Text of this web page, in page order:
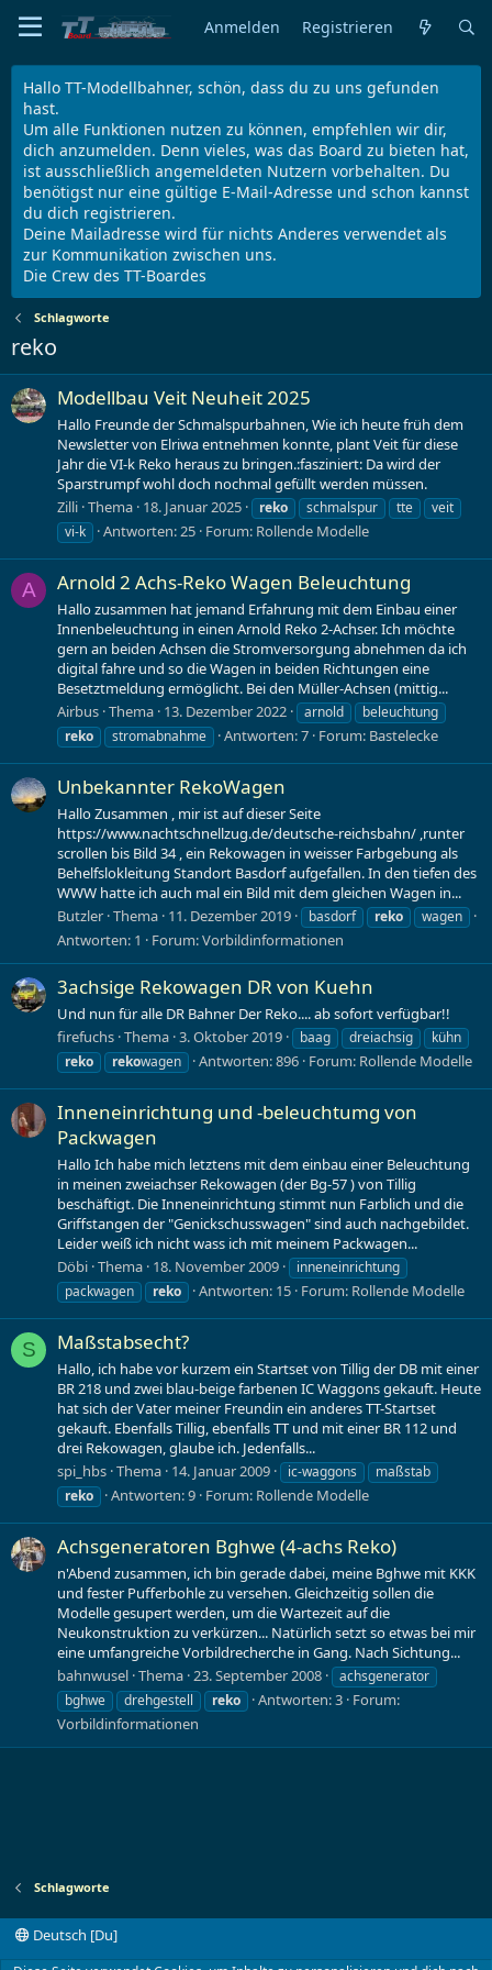
Anmelden Registrieren
Hallo TT-Modellbahner, schön, dass du zu uns gefunden
hast.
Um alle Funktionen nutzen zu können, empfehlen wir dir,
dich anzumelden. Denn vieles, was das Board zu bieten hat,
ist ausschließlich angemeldeten Nutzern vorbehalten. Du
benötigst nur eine gültige E-Mail-Adresse und schon kannst
du dich registrieren.
Deine Mailadresse wird für nichts Anderes verwendet als
zur Kommunikation zwischen uns.
Die Crew des TT-Boardes
Schlagworte
reko
Modellbau Veit Neuheit 2025
Hallo Freunde der Schmalspurbahnen, Wie ich heute früh dem
Newsletter von Elriwa entnehmen konnte, plant Veit für diese
Jahr die VI-k Reko heraus zu bringen.:fasziniert: Da wird der
Sparstrumpf wohl doch nochmal gefüllt werden müssen.
Zilli Thema 18. Januar 2025 reko schmalspur tte
veit
vi-k
Antworten: 25 Forum: Rollende Modelle
A Arnold 2 Achs-Reko Wagen Beleuchtung
Hallo zusammen hat jemand Erfahrung mit dem Einbau einer
Innenbeleuchtung in einen Arnold Reko 2-Achser. Ich möchte
gern an beiden Achsen die Stromversorgung abnehmen da ich
digital fahre und so die Wagen in beiden Richtungen eine
Besetztmeldung ermöglicht. Bei den Müller-Achsen (mittig...
Airbus Thema 13. Dezember 2022 arnold
beleuchtung
reko
stromabnahme Antworten: 7 Forum: Bastelecke
Unbekannter RekoWagen
Hallo Zusammen , mir ist auf dieser Seite
https://www.nachtschnellzug.de/deutsche-reichsbahn/ ,runter
scrollen bis Bild 34 , ein Rekowagen in weisser Farbgebung als
Behelfslokleitung Standort Basdorf aufgefallen. In den tiefen des
WWW hatte ich auch mal ein Bild mit dem gleichen Wagen in...
Butzler Thema 11. Dezember 2019 basdorf reko wagen
Antworten: 1 Forum:Vorbildinformationen
3achsige Rekowagen DR von Kuehn
Und nun für alle DR Bahner Der Reko.... ab sofort verfügbar!!
firefuchs Thema 3. Oktober 2019 baag dreiachsig
kühn
reko
rekowagen Antworten: 896 Forum: Rollende Modelle
Inneneinrichtung und -beleuchtumg von
Packwagen
Hallo Ich habe mich letztens mit dem einbau einer Beleuchtung
in meinen zweiachser Rekowagen (der Bg-57 ) von Tillig
beschäftigt. Die Inneneinrichtung stimmt nun Farblich und die
Griffstangen der "Genickschusswagen" sind auch nachgebildet.
Leider weiß ich nicht wass ich mit meinem Packwagen...
Döbi Thema 18. November 2009
inneneinrichtung
packwagen
reko Antworten: 15 Forum: Rollende Modelle
S Maßstabsecht?
Hallo, ich habe vor kurzem ein Startset von Tillig der DB mit einer
BR 218 und zwei blau-beige farbenen IC Waggons gekauft. Heute
hat sich der Vater meiner Freundin ein anderes TT-Startset
gekauft. Ebenfalls Tillig, ebenfalls TT und mit einer BR 112 und
drei Rekowagen, glaube ich. Jedenfalls...
spi_hbs Thema 14. Januar 2009 ic-waggons
maßstab
reko
Antworten: 9 Forum: Rollende Modelle
Achsgeneratoren Bghwe (4-achs Reko)
n'Abend zusammen, ich bin gerade dabei, meine Bghwe mit KKK
und fester Pufferbohle zu versehen. Gleichzeitig sollen die
Modelle gesupert werden, um die Wartezeit auf die
Neukonstruktion zu verkürzen... Natürlich setzt so etwas bei mir
eine umfangreiche Vorbildrecherche in Gang. Nach Sichtung...
bahnwusel Thema 23. September 2008
achsgenerator
bghwe
drehgestell reko Antworten: 3 Forum:
Vorbildinformationen
Schlagworte
Deutsch [Du]
Kontakt
Nutzungsbedingungen Datenschutz